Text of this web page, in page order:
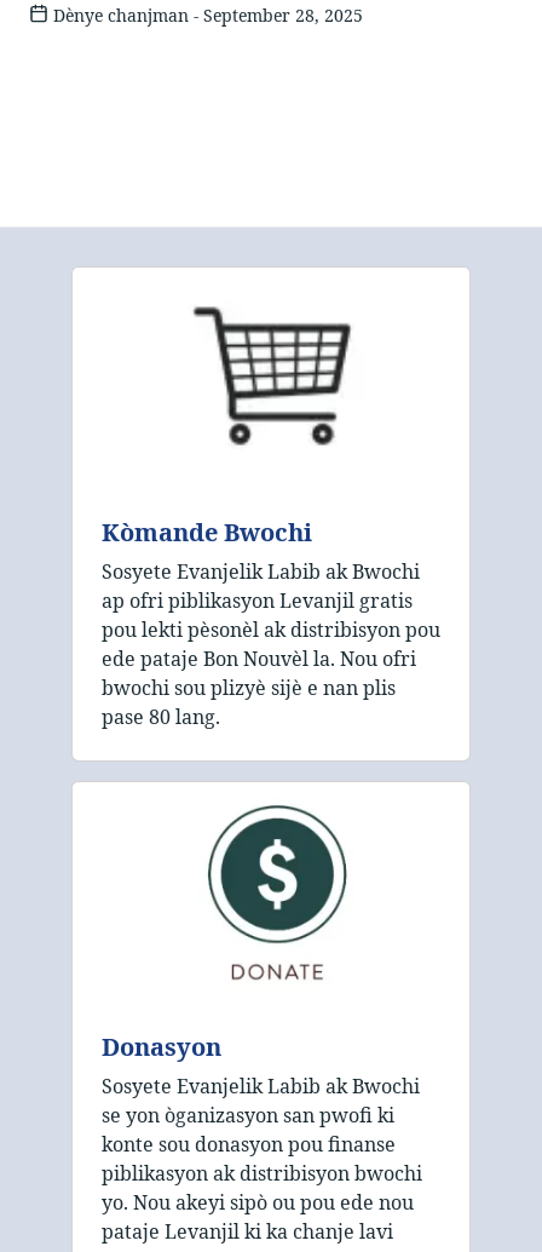
Dènye chanjman - September 28, 2025
Kòmande Bwochi
Sosyete Evanjelik Labib ak Bwochi
ap ofri piblikasyon Levanjil gratis
pou lekti pèsonèl ak distribisyon pou
ede pataje Bon Nouvèl la. Nou ofri
bwochi sou plizyè sijè e nan plis
pase 80 lang.
Donasyon
Sosyete Evanjelik Labib ak Bwochi
se yon òganizasyon san pwofi ki
konte sou donasyon pou finanse
piblikasyon ak distribisyon bwochi
yo. Nou akeyi sipò ou pou ede nou
pataje Levanjil ki ka chanje lavi